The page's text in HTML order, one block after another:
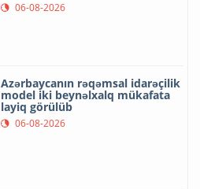
06-08-2026
Azərbaycanın rəqəmsal idarəçilik
model iki beynəlxalq mükafata
layiq görülüb
06-08-2026